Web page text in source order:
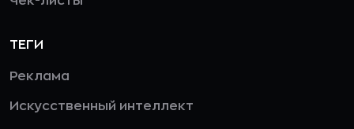
ТЕГИ
Реклама
Искусственный интеллект